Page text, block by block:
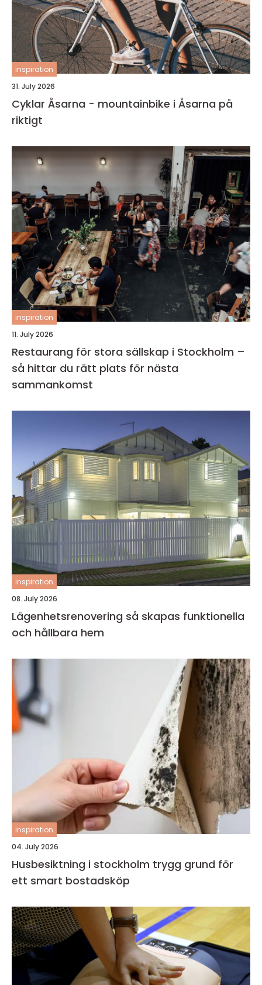
inspiration
31. July 2026
Cyklar Åsarna - mountainbike i Åsarna på
riktigt
inspiration
11. July 2026
Restaurang för stora sällskap i Stockholm –
så hittar du rätt plats för nästa
sammankomst
inspiration
08. July 2026
Lägenhetsrenovering så skapas funktionella
och hållbara hem
inspiration
04. July 2026
Husbesiktning i stockholm trygg grund för
ett smart bostadsköp